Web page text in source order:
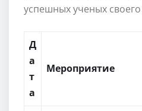
успешных ученых
Д
а
т
а
Мероприятие